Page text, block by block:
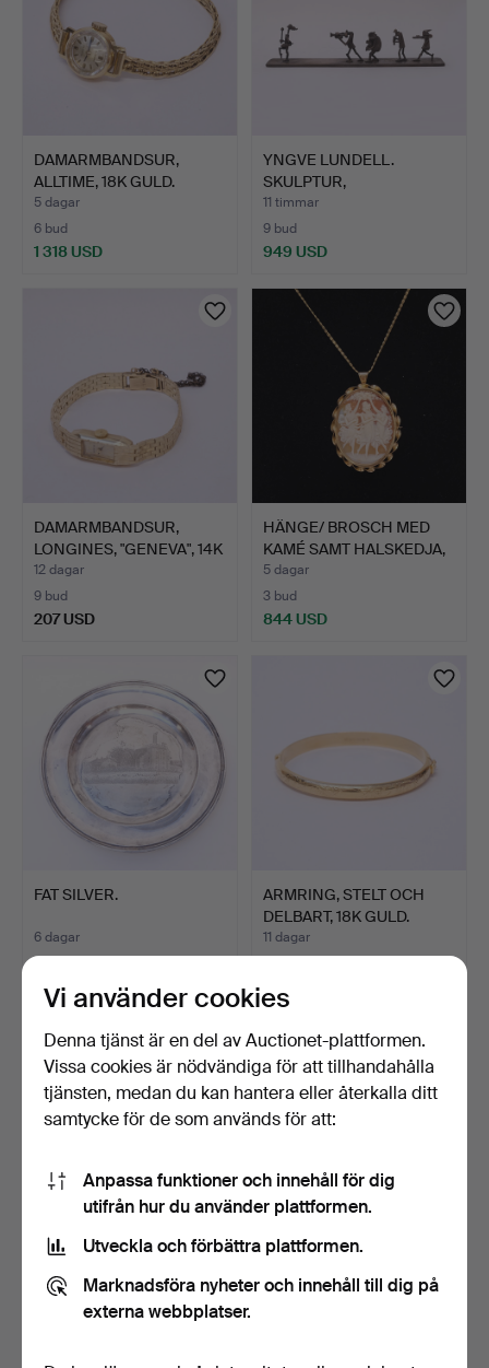
DAMARMBANDSUR,
ALLTIME, 18K GULD.
5 dagar
6 bud
1 318 USD
YNGVE LUNDELL.
SKULPTUR,
"OPTIMISTORKESTER…
11 timmar
9 bud
949 USD
DAMARMBANDSUR,
LONGINES, "GENEVA", 14K
GUL…
12 dagar
9 bud
207 USD
HÄNGE/ BROSCH MED
KAMÉ SAMT HALSKEDJA,
18K…
5 dagar
3 bud
844 USD
FAT SILVER.
6 dagar
412 USD
ARMRING, STELT OCH
DELBART, 18K GULD.
11 dagar
BO BONFILS FÖR GEORG
JENSEN. ARMBANDSUR.
ARMBAND, FISKBEN, 18K
GULD.
Vi använder cookies
Denna tjänst är en del av Auctionet-plattformen.
Vissa cookies är nödvändiga för att tillhandahålla
tjänsten, medan du kan hantera eller återkalla ditt
samtycke för de som används för att:
Anpassa funktioner och innehåll för dig
utifrån hur du använder plattformen.
Utveckla och förbättra plattformen.
Marknadsföra nyheter och innehåll till dig på
externa webbplatser.